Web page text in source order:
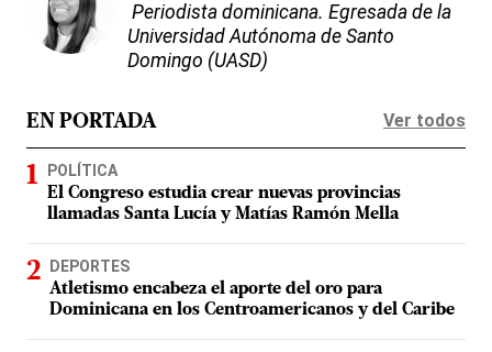
Periodista dominicana. Egresada de la
Universidad Autónoma de Santo
Domingo (UASD)
EN PORTADA Ver todos
POLÍTICA
El Congreso estudia crear nuevas provincias
llamadas Santa Lucía y Matías Ramón Mella
DEPORTES
Atletismo encabeza el aporte del oro para
Dominicana en los Centroamericanos y del Caribe